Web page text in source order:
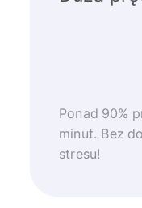
Ponad 90%
minut. Bez
stresu!